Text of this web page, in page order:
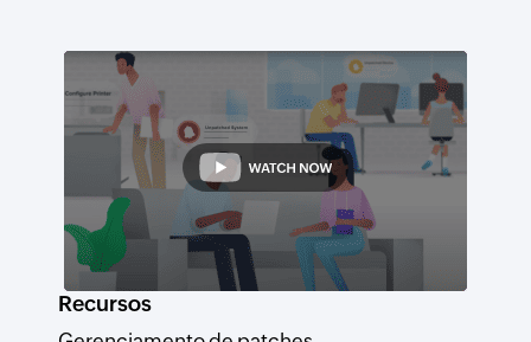
Recursos